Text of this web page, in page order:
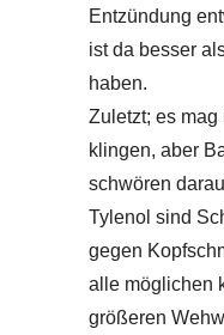
Entzündung
ist da besser
haben.
Zuletzt; es mag
klingen, aber
schwören
Tylenol sind
gegen
alle möglichen
größeren